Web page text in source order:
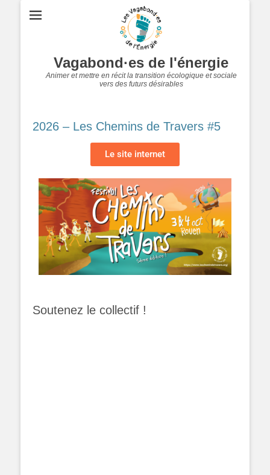
Vagabond·es de l'énergie
Animer et mettre en récit la transition écologique et sociale
vers des futurs désirables
2026 – Les Chemins de Travers #5
Le site internet
Soutenez le collectif !